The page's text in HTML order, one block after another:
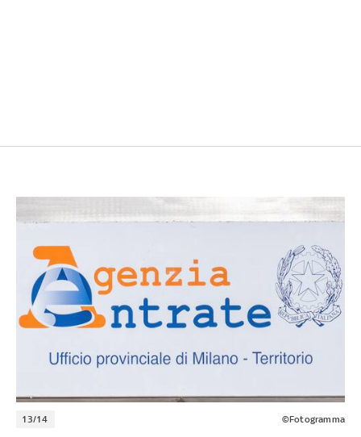
13/14 ©Fotogramma